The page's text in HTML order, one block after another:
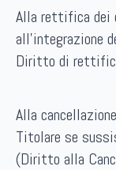
Alla rettifica dei
all’integrazione
Diritto di
Alla
Titolare se
(Diritto alla